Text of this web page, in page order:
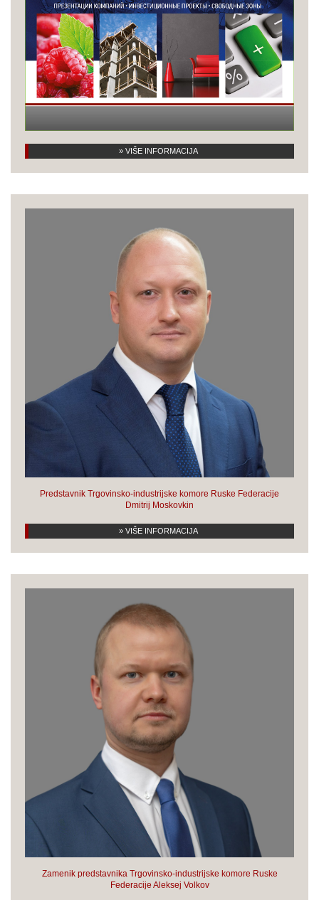
» VIŠE INFORMACIJA
Predstavnik Trgovinsko-industrijske komore Ruske Federacije
Dmitrij Moskovkin
» VIŠE INFORMACIJA
Zamenik predstavnika Trgovinsko-industrijske komore Ruske
Federacije Aleksej Volkov